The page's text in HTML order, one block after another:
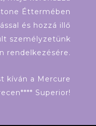
Éttermében
és hozzá illő
személyzetünk
rendelkezésére.
kíván a Mercure
Superior!